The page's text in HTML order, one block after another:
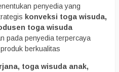
penyedia yang
konveksi toga wisuda,
toga wisuda
pada penyedia terpercaya
berkualitas
toga wisuda anak,